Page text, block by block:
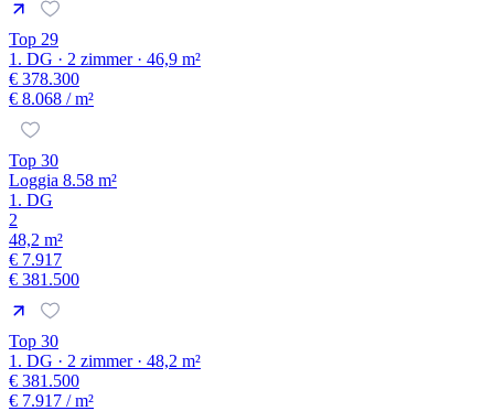
Top 29
1. DG · 2 zimmer · 46,9 m²
€ 378.300
€ 8.068 / m²
Top 30
Loggia 8.58 m²
1. DG
2
48,2 m²
€ 7.917
€ 381.500
Top 30
1. DG · 2 zimmer · 48,2 m²
€ 381.500
€ 7.917 / m²